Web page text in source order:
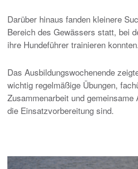
Darüber hinaus fanden kleinere
Bereich des Gewässers statt, bei
ihre Hundeführer trainieren
Das Ausbildungswochenende
wichtig regelmäßige Übungen,
Zusammenarbeit und gemeinsame
die Einsatzvorbereitung sind.